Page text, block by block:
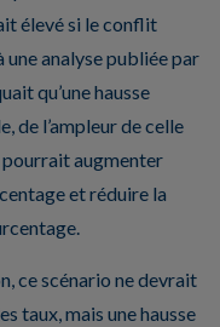
élevé si le conflit
une analyse publiée par
qu’une hausse
de l’ampleur de celle
pourrait augmenter
et réduire la
ce scénario ne devrait
taux, mais une hausse